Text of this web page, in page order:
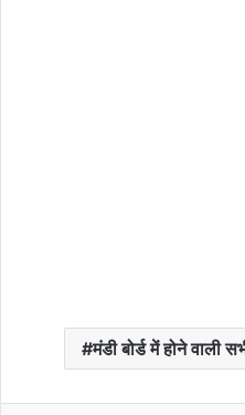
मंडी बोर्ड में होने वाली